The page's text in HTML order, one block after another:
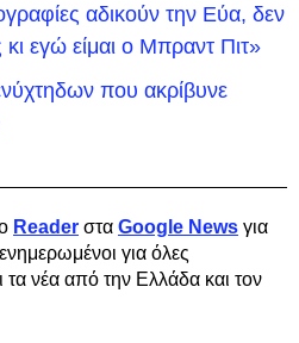
αδικούν την Εύα, δεν
κι εγώ είμαι ο Μπραντ Πιτ»
που ακρίβυνε
Reader στα Google News για
για όλες
τα νέα από την Ελλάδα και τον